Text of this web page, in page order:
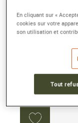
En cliquant sur «
cookies sur votre
son utilisation et
Tout